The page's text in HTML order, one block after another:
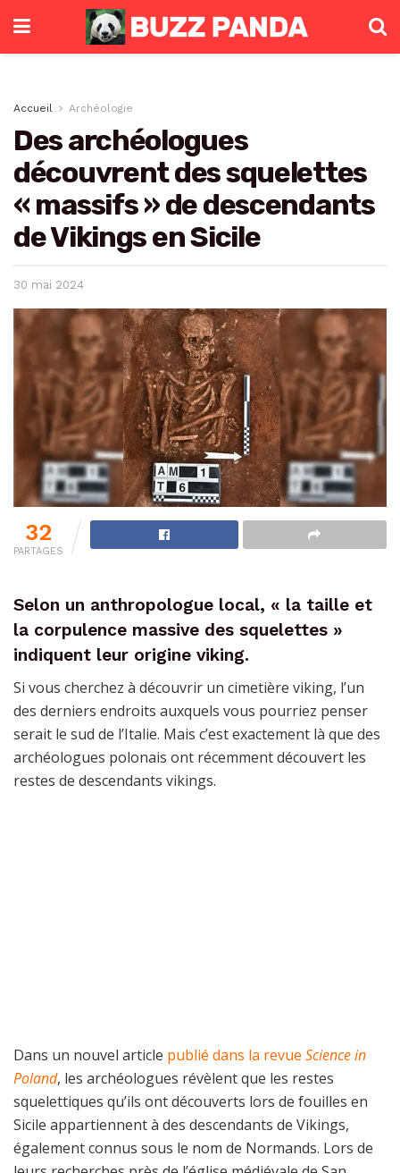
Accueil Archéologie
Des archéologues
découvrent des squelettes
« massifs » de descendants
de Vikings en Sicile
30 mai 2024
32
PARTAGES
Selon un anthropologue local, « la taille et
la corpulence massive des squelettes »
indiquent leur origine viking.
Si vous cherchez à découvrir un cimetière viking, l’un
des derniers endroits auxquels vous pourriez penser
serait le sud de l’Italie. Mais c’est exactement là que des
archéologues polonais ont récemment découvert les
restes de descendants vikings.
Dans un nouvel article publié dans la revue Science in
Poland, les archéologues révèlent que les restes
squelettiques qu’ils ont découverts lors de fouilles en
Sicile appartiennent à des descendants de Vikings,
également connus sous le nom de Normands. Lors de